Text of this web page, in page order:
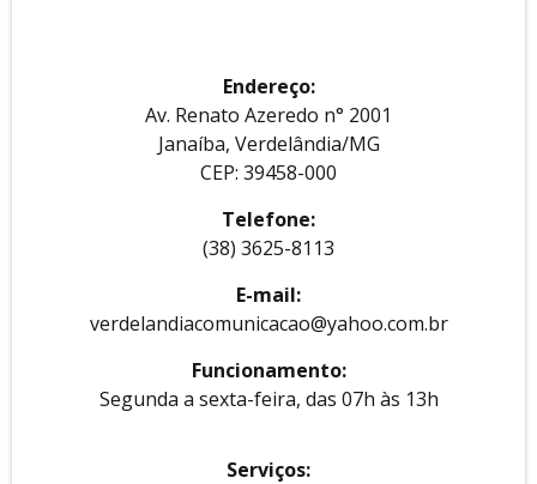
Endereço:
Av. Renato Azeredo n° 2001
Janaíba, Verdelândia/MG
CEP: 39458-000
Telefone:
(38) 3625-8113
E-mail:
verdelandiacomunicacao@yahoo.com.br
Funcionamento:
Segunda a sexta-feira, das 07h às 13h
Serviços: